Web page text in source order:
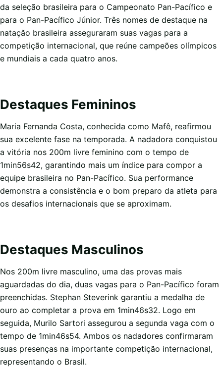
da seleção brasileira para o Campeonato Pan-Pacífico e
para o Pan-Pacífico Júnior. Três nomes de destaque na
natação brasileira asseguraram suas vagas para a
competição internacional, que reúne campeões olímpicos
e mundiais a cada quatro anos.
Destaques Femininos
Maria Fernanda Costa, conhecida como Mafê, reafirmou
sua excelente fase na temporada. A nadadora conquistou
a vitória nos 200m livre feminino com o tempo de
1min56s42, garantindo mais um índice para compor a
equipe brasileira no Pan-Pacífico. Sua performance
demonstra a consistência e o bom preparo da atleta para
os desafios internacionais que se aproximam.
Destaques Masculinos
Nos 200m livre masculino, uma das provas mais
aguardadas do dia, duas vagas para o Pan-Pacífico foram
preenchidas. Stephan Steverink garantiu a medalha de
ouro ao completar a prova em 1min46s32. Logo em
seguida, Murilo Sartori assegurou a segunda vaga com o
tempo de 1min46s54. Ambos os nadadores confirmaram
suas presenças na importante competição internacional,
representando o Brasil.